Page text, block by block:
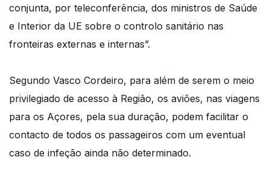
conjunta, por teleconferência, dos ministros de Saúde
e Interior da UE sobre o controlo sanitário nas
fronteiras externas e internas”.
Segundo Vasco Cordeiro, para além de serem o meio
privilegiado de acesso à Região, os aviões, nas viagens
para os Açores, pela sua duração, podem facilitar o
contacto de todos os passageiros com um eventual
caso de infeção ainda não determinado.